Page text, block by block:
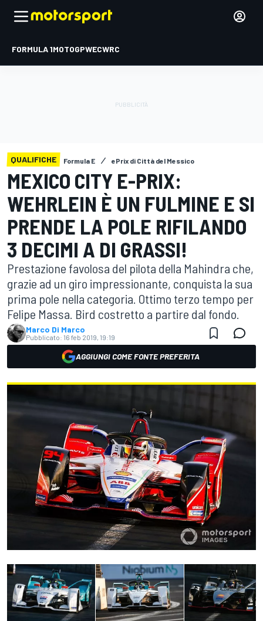
FORMULA 1MOTOGPWECWRC
QUALIFICHE Formula E ePrix di Città del Messico
MEXICO CITY E-PRIX:
WEHRLEIN È UN FULMINE E SI
PRENDE LA POLE RIFILANDO
3 DECIMI A DI GRASSI!
Prestazione favolosa del pilota della Mahindra che,
grazie ad un giro impressionante, conquista la sua
prima pole nella categoria. Ottimo terzo tempo per
Felipe Massa. Bird costretto a partire dal fondo.
Marco Di Marco
Pubblicato: 16 feb 2019, 19:19
AGGIUNGI COME FONTE PREFERITA